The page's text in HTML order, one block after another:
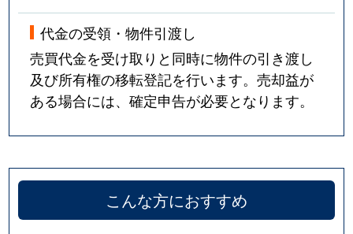
代金の受領・物件引渡し
売買代金を受け取りと同時に物件の引き渡し
及び所有権の移転登記を行います。売却益が
ある場合には、確定申告が必要となります。
こんな方におすすめ